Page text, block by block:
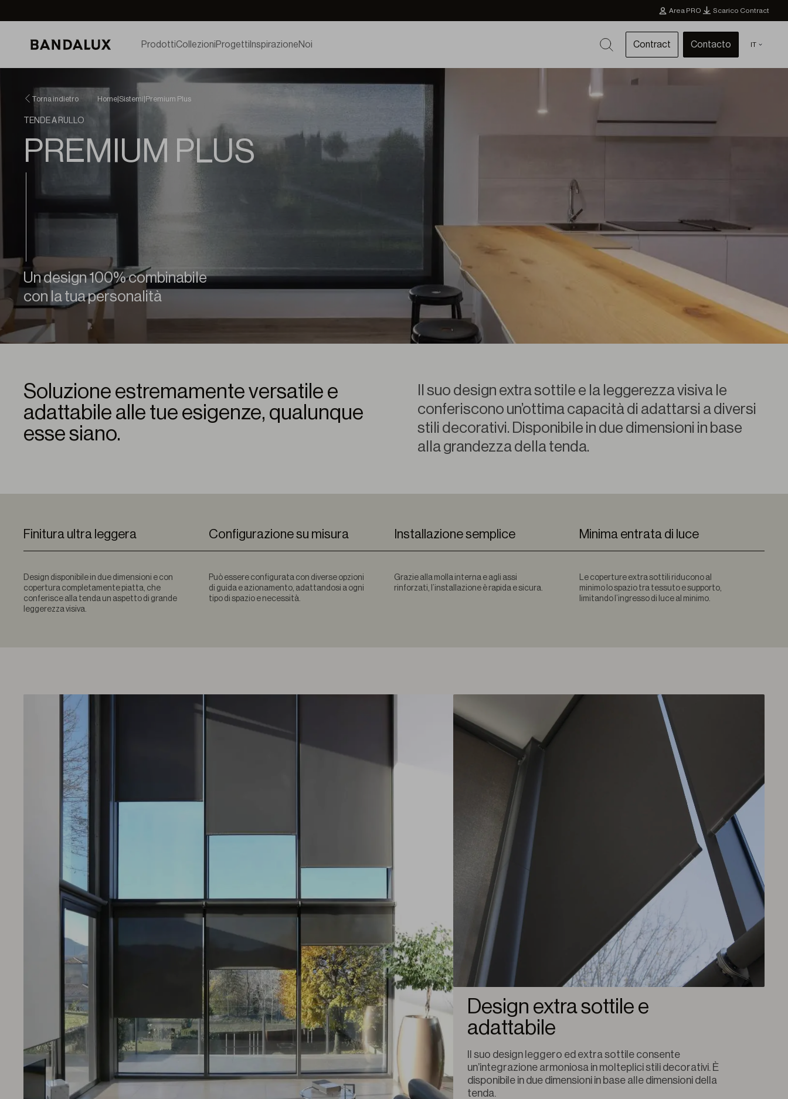
Area PRO Scarico Contract
ProdottiCollezioniProgetti InspirazioneNoi Contract Contacto IT
Torna indietro Home Sistemi Premium Plus
TENDE A RULLO
PREMIUM PLUS
Un design 100% combinabile
con la tua personalità
Soluzione estremamente versatile e
adattabile alle tue esigenze, qualunque
esse siano.
Il suo design extra sottile e la leggerezza visiva le
conferiscono un’ottima capacità di adattarsi a diversi
stili decorativi. Disponibile in due dimensioni in base
alla grandezza della tenda.
Finitura ultra leggera
Design disponibile in due dimensioni e con
copertura completamente piatta, che
conferisce alla tenda un aspetto di grande
leggerezza visiva.
Configurazione su misura
Può essere configurata con diverse opzioni
di guida e azionamento, adattandosi a ogni
tipo di spazio e necessità.
Installazione semplice
Grazie alla molla interna e agli assi
rinforzati, l’installazione è rapida e sicura.
Minima entrata di luce
Le coperture extra sottili riducono al
minimo lo spazio tra tessuto e supporto,
limitando l’ingresso di luce al minimo.
Design extra sottile e
adattabile
Il suo design leggero ed extra sottile consente
un’integrazione armoniosa in molteplici stili decorativi. È
disponibile in due dimensioni in base alle dimensioni della
tenda.